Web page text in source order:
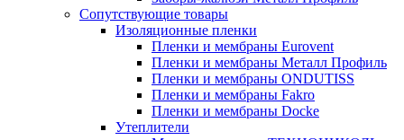
Сопутствующие товары
Изоляционные пленки
Пленки и мембраны Eurovent
Пленки и мембраны Металл Профиль
Пленки и мембраны ONDUTISS
Пленки и мембраны Fakro
Пленки и мембраны Docke
Утеплители